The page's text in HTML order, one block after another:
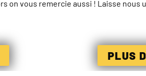
on vous remercie aussi ! Laisse nous
PLUS